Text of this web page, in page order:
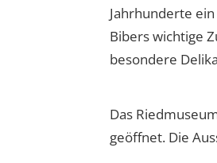
Jahrhunderte
Bibers wichtige
besondere
Das
geöffnet. Die